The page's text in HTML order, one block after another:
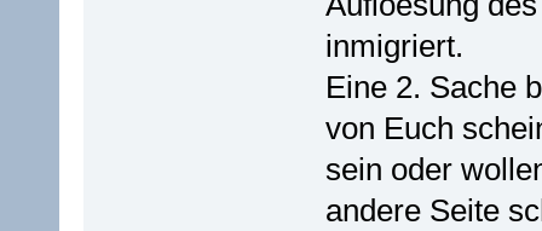
inmigriert.
Eine 2. Sache
von Euch
sein oder
andere Seite